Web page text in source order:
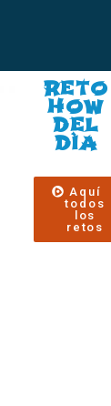
RETO
HOW
DEL
DÌA
Aquí
todos
los
retos